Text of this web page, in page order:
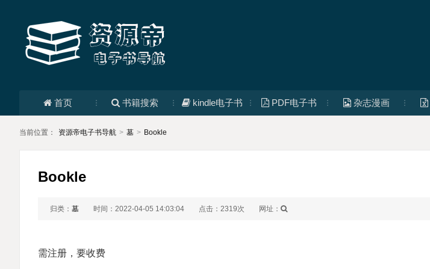
首页 书籍搜索 kindle电子书 PDF电子书 杂志漫画
当前位置： 资源帝电子书导航 > 墓 > Bookle
Bookle
归类： 墓 时间：2022-04-05 14:03:04 点击：2319次 网址：
需注册，要收费